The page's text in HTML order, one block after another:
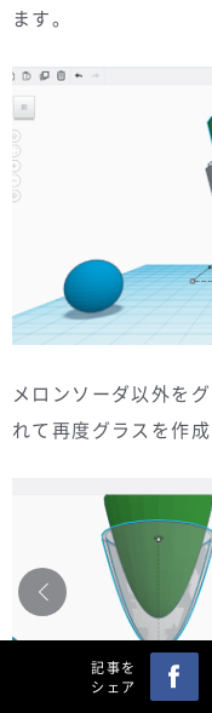
ます。
メロンソーダ以外を
れて再度グラスを作成
記事を
シェア